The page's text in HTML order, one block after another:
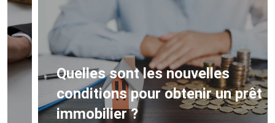
Quelles sont les nouvelles
conditions pour obtenir un prêt
immobilier ?